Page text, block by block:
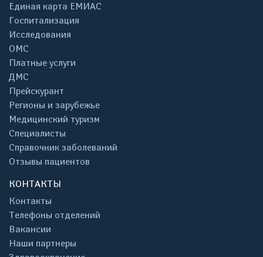
Единая карта ЕМИАС
Госпитализация
Исследования
ОМС
Платные услуги
ДМС
Прейскурант
Регионы и зарубежье
Медицинский туризм
Специалисты
Справочник заболеваний
Отзывы пациентов
КОНТАКТЫ
Контакты
Телефоны отделений
Вакансии
Наши партнеры